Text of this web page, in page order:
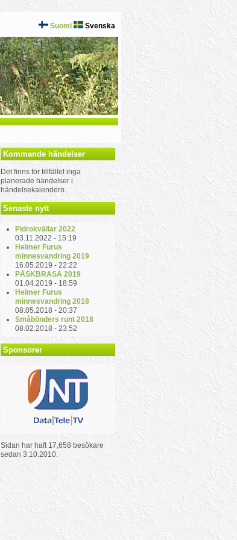
Suomi Svenska
Kommande händelser
Det finns för tillfället inga
planerade händelser i
händelsekalendern.
Senaste nytt
Pidrokvällar 2022
03.11.2022 - 15:19
Heimer Furus
minnesvandring 2019
16.05.2019 - 22:22
PÅSKBRASA 2019
01.04.2019 - 18:59
Heimer Furus
minnesvandring 2018
08.05.2018 - 20:37
Småbönders runt 2018
08.02.2018 - 23:52
Sponsorer
Sidan har haft 17,658 besökare
sedan 3.10.2010.